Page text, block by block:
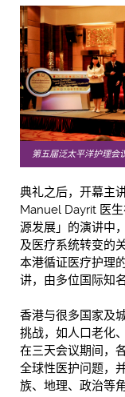
第五届泛太平洋护理会
典礼之后，开幕主
Manuel Dayrit 医
源发展」的演讲中
及医疗系统转变的
本港循证医疗护理
讲，由多位国际知
香港与很多国家及
挑战，如人口老化
在三天会议期间，
全球性医护问题，
族、地理、政治等